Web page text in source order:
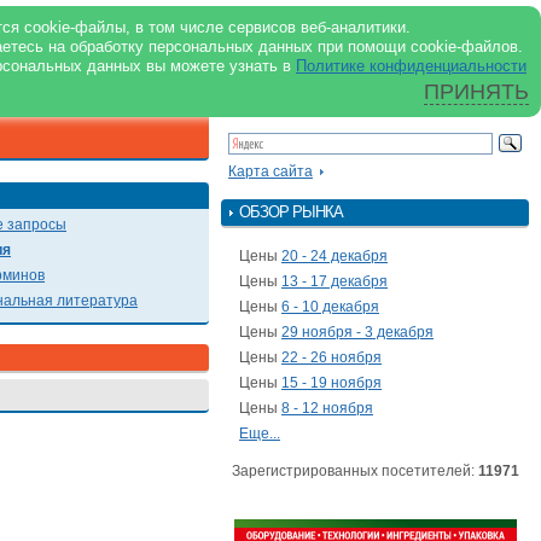
cookie-файлы, в том числе сервисов веб-аналитики.
на обработку персональных данных при помощи cookie-файлов.
данных вы можете узнать в Политике конфиденциальности
ПРИНЯТЬ
support@milkbranch.ru
О портале
Реклама в журнале
Реклама на портале
Архив номеров
запросы
литература
Карта сайта
ОБЗОР РЫНКА
Цены 20 - 24 декабря
Цены 13 - 17 декабря
Цены 6 - 10 декабря
Цены 29 ноября - 3 декабря
Цены 22 - 26 ноября
Цены 15 - 19 ноября
Цены 8 - 12 ноября
Еще...
Зарегистрированных посетителей: 11971